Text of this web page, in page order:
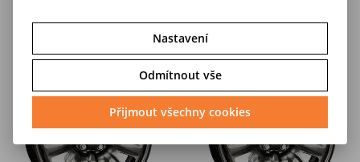
Nastavení
Odmítnout vše
Přijmout všechny cookies